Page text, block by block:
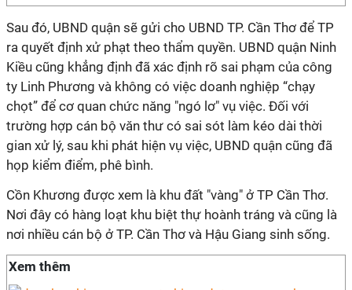
Sau đó, UBND quận sẽ gửi cho UBND TP. Cần Thơ để TP
ra quyết định xử phạt theo thẩm quyền. UBND quận Ninh
Kiều cũng khẳng định đã xác định rõ sai phạm của công
ty Linh Phương và không có việc doanh nghiệp “chạy
chọt” để cơ quan chức năng "ngó lơ" vụ việc. Đối với
trường hợp cán bộ văn thư có sai sót làm kéo dài thời
gian xử lý, sau khi phát hiện vụ việc, UBND quận cũng đã
họp kiểm điểm, phê bình.
Cồn Khương được xem là khu đất "vàng" ở TP Cần Thơ.
Nơi đây có hàng loạt khu biệt thự hoành tráng và cũng là
nơi nhiều cán bộ ở TP. Cần Thơ và Hậu Giang sinh sống.
Xem thêm